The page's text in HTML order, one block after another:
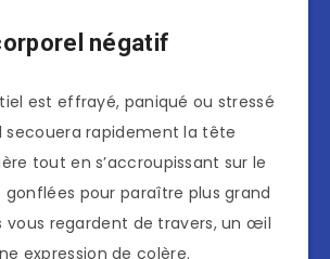
négatif
est effrayé, paniqué ou stressé
secouera rapidement la tête
tout en s’accroupissant sur le
gonflées pour paraître plus grand
vous regardent de travers, un œil
expression de colère.